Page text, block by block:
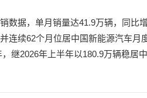
数据，单月销量达41.9万辆，同比
连续62个月位居中国新能源汽车月
继2026年上半年以180.9万辆稳居